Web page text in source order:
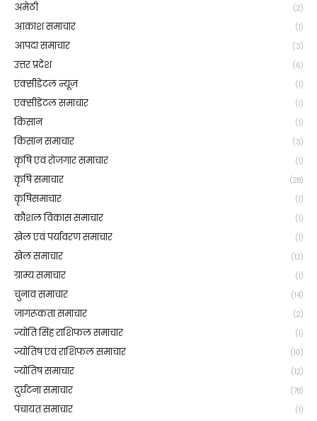
अमेठी (2)
आकाश समाचार (1)
आपदा समाचार (3)
उत्तर प्रदेश (6)
एक्सीडेंटल न्यूज़ (1)
एक्सीडेंटल समाचार (1)
किसान (1)
किसान समाचार (3)
कृषि एवं रोजगार समाचार (1)
कृषि समाचार (28)
कृषिसमाचार (1)
कौशल विकास समाचार (1)
खेल एवं पर्यावरण समाचार (1)
खेल समाचार (12)
ग्राम्य समाचार (1)
चुनाव समाचार (14)
जागरूकता समाचार (2)
ज्योति सिंह राशिफल समाचार (1)
ज्योतिष एवं राशिफल समाचार (10)
ज्योतिष समाचार (12)
दुर्घटना समाचार (78)
पंचायत समाचार (1)